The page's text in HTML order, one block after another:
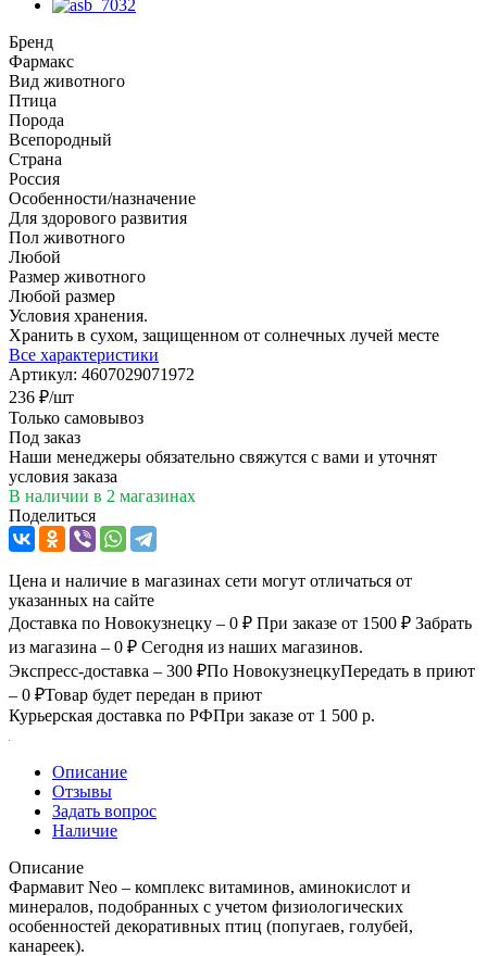
Бренд
Фармакс
Вид животного
Птица
Порода
Всепородный
Страна
Россия
Особенности/назначение
Для здорового развития
Пол животного
Любой
Размер животного
Любой размер
Условия хранения.
Хранить в сухом, защищенном от солнечных лучей месте
Все характеристики
Артикул: 4607029071972
236 ₽/шт
Только самовывоз
Под заказ
Наши менеджеры обязательно свяжутся с вами и уточнят
условия заказа
В наличии в 2 магазинах
Поделиться
Цена и наличие в магазинах сети могут отличаться от
указанных на сайте
Доставка по Новокузнецку – 0 ₽ При заказе от 1500 ₽ Забрать
из магазина – 0 ₽ Сегодня из наших магазинов.
Экспресс-доставка – 300 ₽По НовокузнецкуПередать в приют
– 0 ₽Товар будет передан в приют
Курьерская доставка по РФПри заказе от 1 500 р.
Описание
Отзывы
Задать вопрос
Наличие
Описание
Фармавит Neo – комплекс витаминов, аминокислот и
минералов, подобранных с учетом физиологических
особенностей декоративных птиц (попугаев, голубей,
канареек).